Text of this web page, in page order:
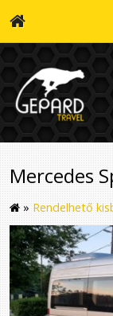
Mercedes
» Rendelhető